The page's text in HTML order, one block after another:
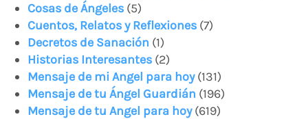
Cosas de Ángeles (5)
Cuentos, Relatos y Reflexiones (7)
Decretos de Sanación (1)
Historias Interesantes (2)
Mensaje de mi Angel para hoy(131)
Mensaje de tu Ángel Guardián (196)
Mensaje de tu Angel para hoy(619)